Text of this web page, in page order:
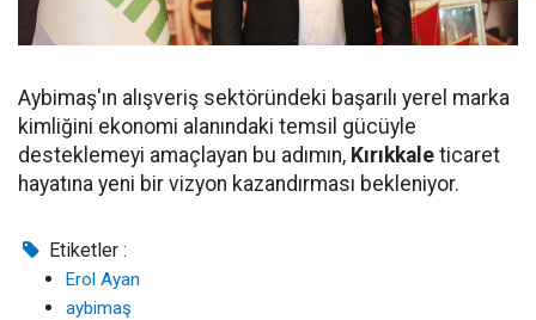
Aybimaş'ın alışveriş sektöründeki başarılı yerel marka
kimliğini ekonomi alanındaki temsil gücüyle
desteklemeyi amaçlayan bu adımın, Kırıkkale ticaret
hayatına yeni bir vizyon kazandırması bekleniyor.
Etiketler :
Erol Ayan
aybimaş